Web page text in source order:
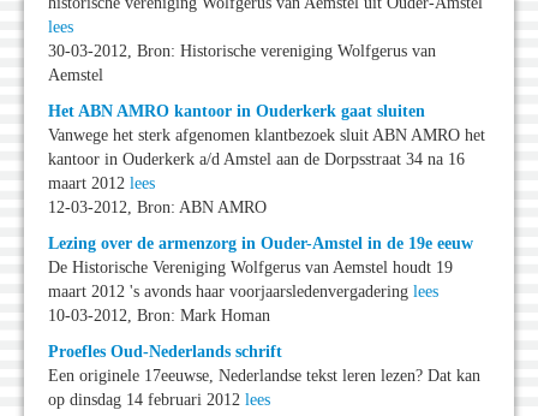
lees
30-03-2012, Bron: Historische vereniging Wolfgerus van
Aemstel
Het ABN AMRO kantoor in Ouderkerk gaat sluiten
Vanwege het sterk afgenomen klantbezoek sluit ABN AMRO het
kantoor in Ouderkerk a/d Amstel aan de Dorpsstraat 34 na 16
maart 2012 lees
12-03-2012, Bron: ABN AMRO
Lezing over de armenzorg in Ouder-Amstel in de 19e eeuw
De Historische Vereniging Wolfgerus van Aemstel houdt 19
maart 2012 's avonds haar voorjaarsledenvergadering lees
10-03-2012, Bron: Mark Homan
Proefles Oud-Nederlands schrift
Een originele 17eeuwse, Nederlandse tekst leren lezen? Dat kan
op dinsdag 14 februari 2012 lees